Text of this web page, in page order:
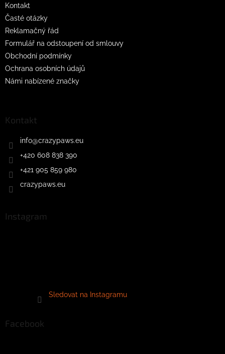
ý
Kontakt
Časté otázky
Reklamačný řád
Formulář na odstoupení od smlouvy
Obchodní podmínky
Ochrana osobních údajů
Námi nabízené značky
Kontakt
info@crazypaws.eu
+420 608 838 390
+421 905 859 980
crazypaws.eu
Instagram
Sledovat na Instagramu
Facebook